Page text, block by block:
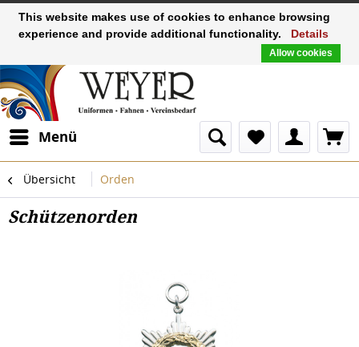
Menü
Übersicht Orden
Schützenorden
This website makes use of cookies to enhance browsing
experience and provide additional functionality.
Details
Allow cookies